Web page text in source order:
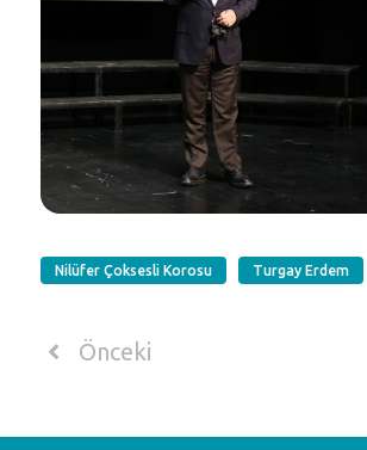
Nilüfer Çoksesli Korosu Turgay Erdem
Önceki